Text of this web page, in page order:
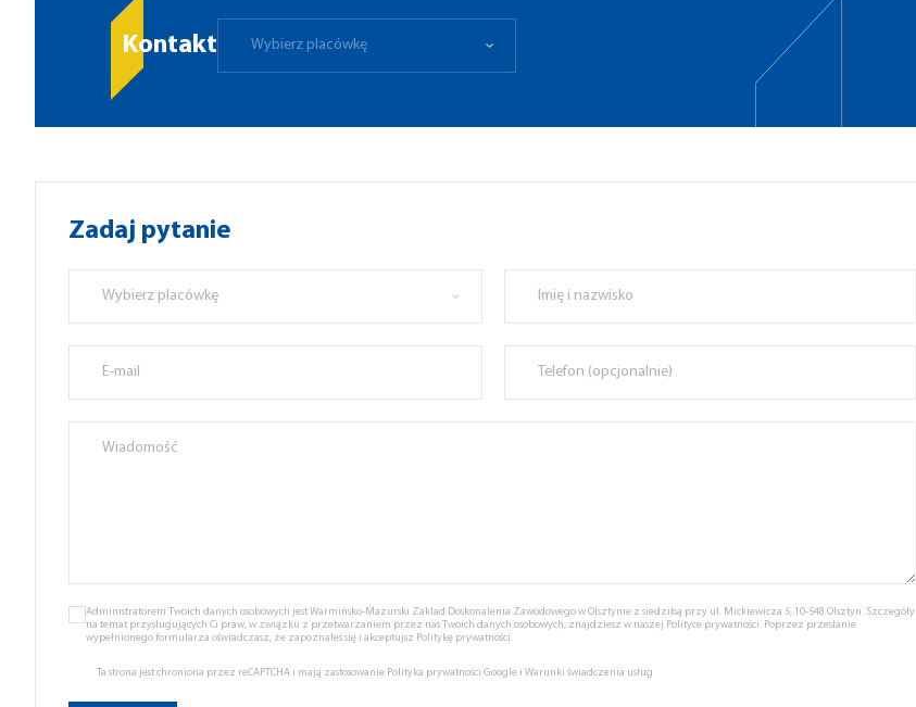
Kontakt Wybierz placówkę
Zadaj pytanie
Wybierz placówkę
Administratorem Twoich danych osobowych jest Warmińsko-Mazurski Zakład Doskonalenia Zawodowego w Olsztynie z siedzibą przy ul. Mickiewicza 5, 10-548 Olsztyn. Szczegóły
na temat przysługujących Ci praw, w związku z przetwarzaniem przez nas Twoich danych osobowych, znajdziesz w naszej Polityce prywatności. Poprzez przesłanie
wypełnionego formularza oświadczasz, że zapoznałeś się i akceptujsz Politykę prywatności.
Ta strona jest chroniona przez reCAPTCHA i mają zastosowanie Polityka prywatności Google i Warunki świadczenia usług